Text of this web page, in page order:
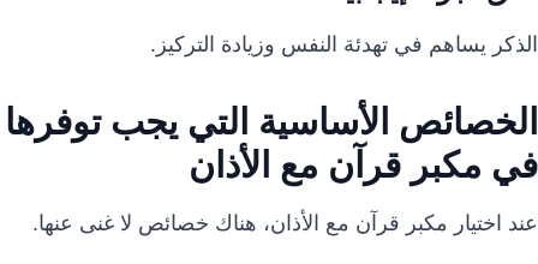
الذكر يساهم في تهدئة النفس وزيادة التركيز.
الخصائص الأساسية التي يجب توفرها
في مكبر قرآن مع الأذان
عند اختيار مكبر قرآن مع الأذان، هناك خصائص لا غنى عنها.